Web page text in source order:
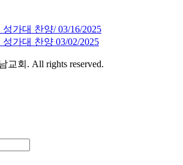
가대 찬양/ 03/16/2025
가대 찬양 03/02/2025
교회. All rights reserved.